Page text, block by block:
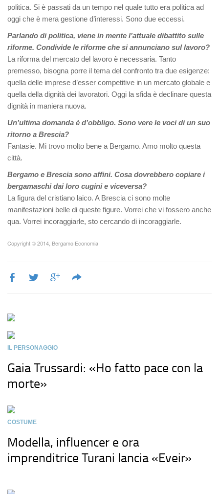
politica. Si è passati da un tempo nel quale tutto era politica ad
oggi che è mera gestione d’interessi. Sono due eccessi.
Parlando di politica, viene in mente l’attuale dibattito sulle
riforme. Condivide le riforme che si annunciano sul lavoro?
La riforma del mercato del lavoro è necessaria. Tanto
premesso, bisogna porre il tema del confronto tra due esigenze:
quella delle imprese d’esser competitive in un mercato globale e
quella della dignità dei lavoratori. Oggi la sfida è declinare questa
dignità in maniera nuova.
Un’ultima domanda è d’obbligo. Sono vere le voci di un suo
ritorno a Brescia?
Fantasie. Mi trovo molto bene a Bergamo. Amo molto questa
città.
Bergamo e Brescia sono affini. Cosa dovrebbero copiare i
bergamaschi dai loro cugini e viceversa?
La figura del cristiano laico. A Brescia ci sono molte
manifestazioni belle di queste figure. Vorrei che vi fossero anche
qua. Vorrei incoraggiarle, sto cercando di incoraggiarle.
Copyright © 2014, Bergamo Economia
IL PERSONAGGIO
Gaia Trussardi: «Ho fatto pace con la
morte»
COSTUME
Modella, influencer e ora
imprenditrice Turani lancia «Eveir»